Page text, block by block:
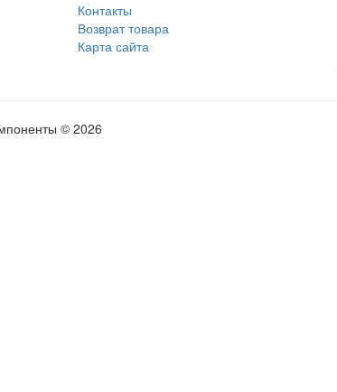
Контакты
Возврат товара
Карта сайта
© 2026